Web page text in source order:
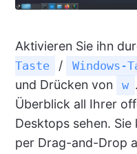
Aktivieren Sie ihn
Taste
/ Windows-
und Drücken von
w
Überblick all Ihrer
Desktops sehen. Sie
per Drag-and-Drop